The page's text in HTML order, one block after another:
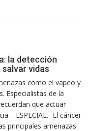
la detección
vidas
como el vapeo y
Especialistas de la
que actuar
ESPECIAL.- El cáncer
principales amenazas